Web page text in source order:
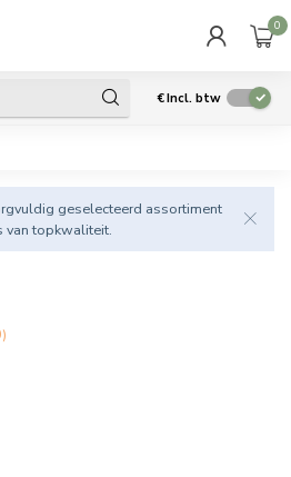
0
€Incl. btw
geselecteerd assortiment
van topkwaliteit.